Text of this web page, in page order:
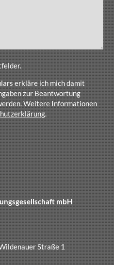
erkläre ich mich damit
zur Beantwortung
Weitere Informationen
.
mbH
Straße 1